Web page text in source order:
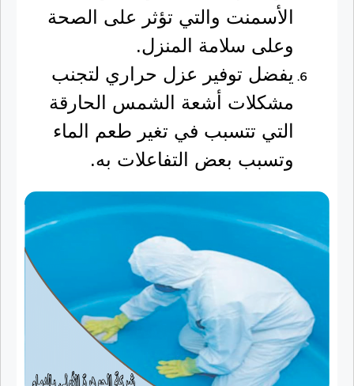
الأسمنت والتي تؤثر على الصحة
وعلى سلامة المنزل.
يفضل توفير عزل حراري لتجنب
مشكلات أشعة الشمس الحارقة
التي تتسبب في تغير طعم الماء
وتسبب بعض التفاعلات به.